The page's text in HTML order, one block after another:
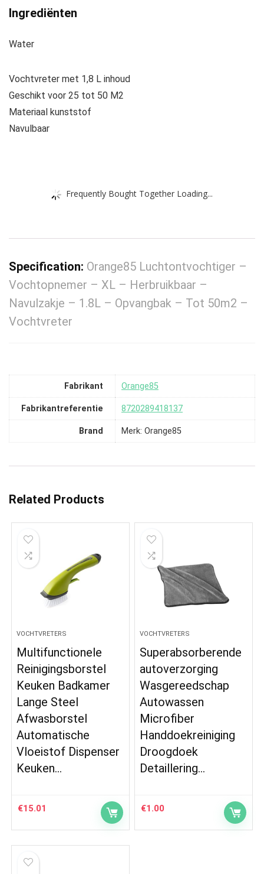
Ingrediënten
Water
Vochtvreter met 1,8 L inhoud
Geschikt voor 25 tot 50 M2
Materiaal kunststof
Navulbaar
Frequently Bought Together Loading...
Specification: Orange85 Luchtontvochtiger –
Vochtopnemer – XL – Herbruikbaar –
Navulzakje – 1.8L – Opvangbak – Tot 50m2 –
Vochtvreter
Fabrikant ‎Orange85
Fabrikantreferentie ‎8720289418137
Brand Merk: Orange85
Related Products
VOCHTVRETERS
Multifunctionele
Reinigingsborstel
Keuken Badkamer
Lange Steel
Afwasborstel
Automatische
Vloeistof Dispenser
Keuken…
€15.01
VOCHTVRETERS
Superabsorberende
autoverzorging
Wasgereedschap
Autowassen
Microfiber
Handdoekreiniging
Droogdoek
Detaillering…
€1.00